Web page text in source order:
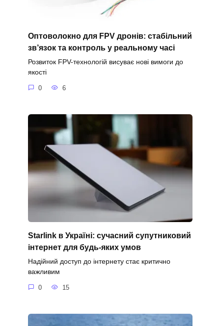
Оптоволокно для FPV дронів: стабільний
зв’язок та контроль у реальному часі
Розвиток FPV-технологій висуває нові вимоги до
якості
0 6
Starlink в Україні: сучасний супутниковий
інтернет для будь-яких умов
Надійний доступ до інтернету стає критично
важливим
0 15